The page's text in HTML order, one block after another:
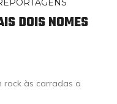
DOIS NOMES
rock às carradas a